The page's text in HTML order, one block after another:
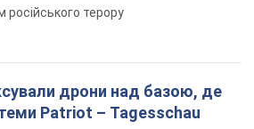
терору
дрони над базою, де
Patriot – Tagesschau